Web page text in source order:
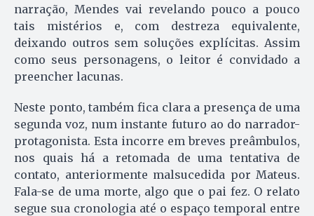
narração, Mendes vai revelando pouco a pouco
tais mistérios e, com destreza equivalente,
deixando outros sem soluções explícitas. Assim
como seus personagens, o leitor é convidado a
preencher lacunas.
Neste ponto, também fica clara a presença de uma
segunda voz, num instante futuro ao do narrador-
protagonista. Esta incorre em breves preâmbulos,
nos quais há a retomada de uma tentativa de
contato, anteriormente malsucedida por Mateus.
Fala-se de uma morte, algo que o pai fez. O relato
segue sua cronologia até o espaço temporal entre